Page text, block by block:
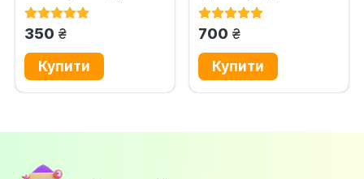
Практичний посібник із...
350 грн.
технологій розподіленого
700 грн.